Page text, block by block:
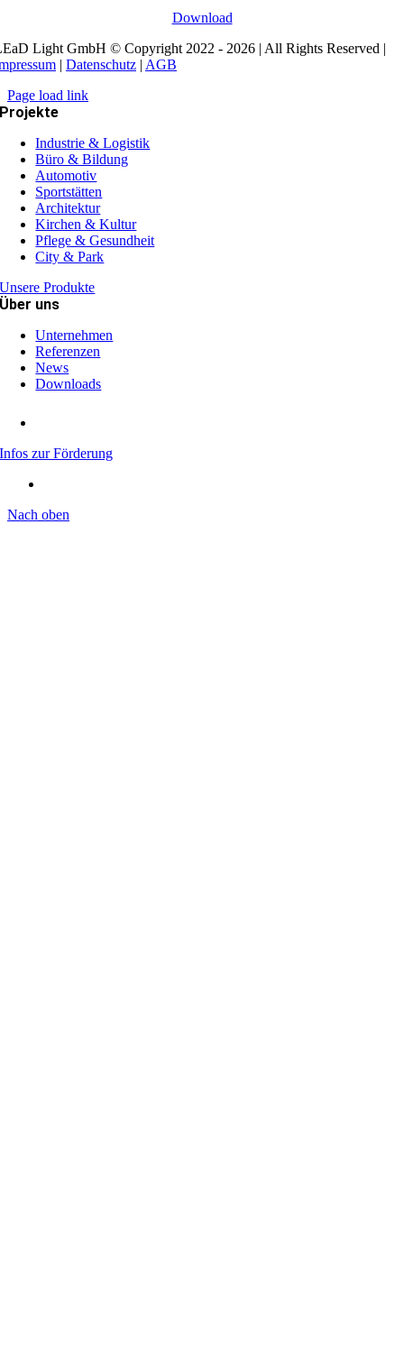
Download
Light GmbH © Copyright 2022 - 2026 | All Rights Reserved |
| Datenschutz | AGB
Page load link
Projekte
Industrie & Logistik
Büro & Bildung
Automotiv
Sportstätten
Architektur
Kirchen & Kultur
Pflege & Gesundheit
City & Park
Unsere Produkte
Über uns
Unternehmen
Referenzen
News
Downloads
Infos zur Förderung
Nach oben